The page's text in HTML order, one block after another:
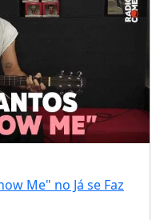
Me" no Já se Faz